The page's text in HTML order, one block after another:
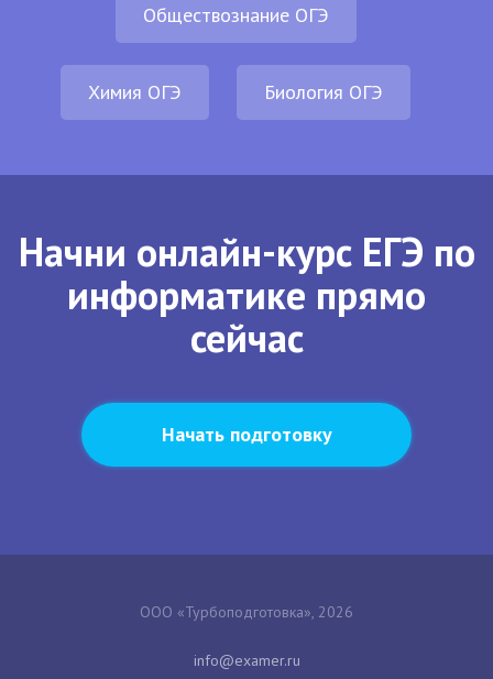
Обществознание ОГЭ
Химия ОГЭ Биология ОГЭ
Начни онлайн-курс ЕГЭ по
информатике прямо
сейчас
Начать подготовку
ООО «Турбоподготовка», 2026